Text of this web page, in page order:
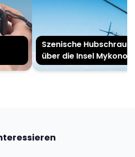
Szenische
über die Insel Mykonos